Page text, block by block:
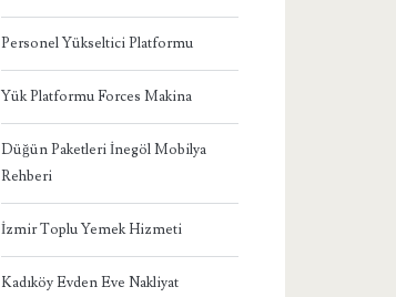
Personel Yükseltici Platformu
Yük Platformu Forces Makina
Düğün Paketleri İnegöl Mobilya
Rehberi
İzmir Toplu Yemek Hizmeti
Kadıköy Evden Eve Nakliyat